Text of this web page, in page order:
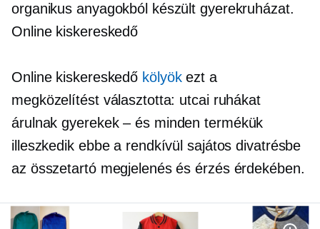
organikus anyagokból készült gyerekruházat.
Online kiskereskedő
Online kiskereskedő kölyökezt a
megközelítést választotta: utcai ruhákat
árulnakgyerekek – ésminden termékük
illeszkedik ebbe a rendkívül sajátos divatrésbe
az összetartó megjelenés és érzés érdekében.